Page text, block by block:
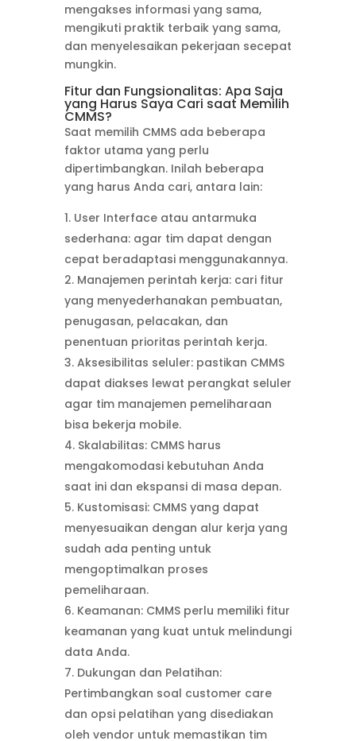
mengakses informasi yang sama,
mengikuti praktik terbaik yang sama,
dan menyelesaikan pekerjaan secepat
mungkin.
Fitur dan Fungsionalitas: Apa Saja
yang Harus Saya Cari saat Memilih
CMMS?
Saat memilih CMMS ada beberapa
faktor utama yang perlu
dipertimbangkan. Inilah beberapa
yang harus Anda cari, antara lain:
User Interface atau antarmuka
sederhana: agar tim dapat dengan
cepat beradaptasi menggunakannya.
Manajemen perintah kerja: cari fitur
yang menyederhanakan pembuatan,
penugasan, pelacakan, dan
penentuan prioritas perintah kerja.
Aksesibilitas seluler: pastikan CMMS
dapat diakses lewat perangkat seluler
agar tim manajemen pemeliharaan
bisa bekerja mobile.
Skalabilitas: CMMS harus
mengakomodasi kebutuhan Anda
saat ini dan ekspansi di masa depan.
Kustomisasi: CMMS yang dapat
menyesuaikan dengan alur kerja yang
sudah ada penting untuk
mengoptimalkan proses
pemeliharaan.
Keamanan: CMMS perlu memiliki fitur
keamanan yang kuat untuk melindungi
data Anda.
Dukungan dan Pelatihan:
Pertimbangkan soal customer care
dan opsi pelatihan yang disediakan
oleh vendor untuk memastikan tim